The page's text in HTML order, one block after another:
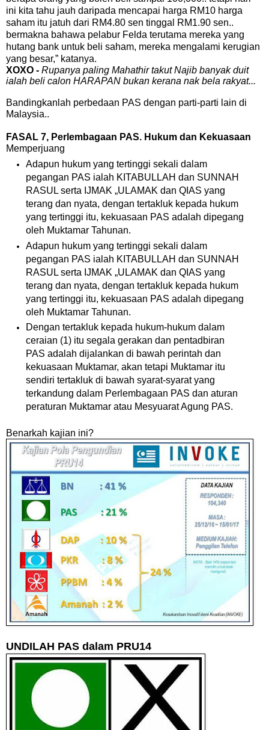
ini kita tahu jauh daripada mencapai harga RM10 harga
saham itu jatuh dari RM4.80 sen tinggal RM1.90 sen..
bermakna bahawa pelabur Felda terutama mereka yang
hutang bank untuk beli saham, mereka mengalami kerugian
yang besar,” katanya.
XOXO - Rupanya paling Mahathir takut Najib banyak duit
ialah beli calon HARAPAN bukan kerana nak bela rakyat...
Bandingkanlah perbedaan PAS dengan parti-parti lain di
Malaysia..
FASAL 7, Perlembagaan PAS. Hukum dan Kekuasaan
Memperjuang
Adapun hukum yang tertinggi sekali dalam
pegangan PAS ialah KITABULLAH dan SUNNAH
RASUL serta IJMAK „ULAMAK dan QIAS yang
terang dan nyata, dengan tertakluk kepada hukum
yang tertinggi itu, kekuasaan PAS adalah dipegang
oleh Muktamar Tahunan.
Adapun hukum yang tertinggi sekali dalam
pegangan PAS ialah KITABULLAH dan SUNNAH
RASUL serta IJMAK „ULAMAK dan QIAS yang
terang dan nyata, dengan tertakluk kepada hukum
yang tertinggi itu, kekuasaan PAS adalah dipegang
oleh Muktamar Tahunan.
Dengan tertakluk kepada hukum-hukum dalam
ceraian (1) itu segala gerakan dan pentadbiran
PAS adalah dijalankan di bawah perintah dan
kekuasaan Muktamar, akan tetapi Muktamar itu
sendiri tertakluk di bawah syarat-syarat yang
terkandung dalam Perlembagaan PAS dan aturan
peraturan Muktamar atau Mesyuarat Agung PAS.
Benarkah kajian ini?
UNDILAH PAS dalam PRU14